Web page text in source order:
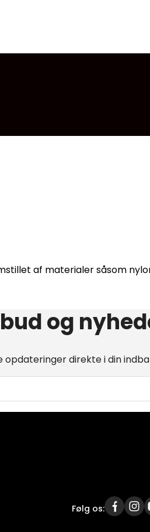
af materialer såsom
og
direkte i din
Følg os: